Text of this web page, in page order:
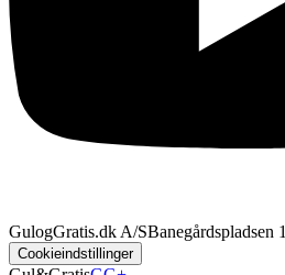
GulogGratis.dk A/SBanegårdspladsen 1
Cookieindstillinger